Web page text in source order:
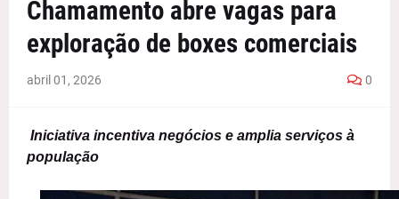
Chamamento abre vagas para
exploração de boxes comerciais
abril 01, 2026 0
Iniciativa incentiva negócios e amplia serviços à
população